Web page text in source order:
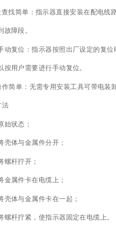
找简单：指示器直接安装在配电线
故障段。
动复位：指示器按照出厂设定的复
按用户需要进行手动复位。
简单：无需专用安装工具可带电装
法
始状态；
壳体与金属件分开；
螺杆拧开；
金属件卡在电缆上；
壳体与金属件卡在一起；
螺杆拧紧，使指示器固定在电缆上。